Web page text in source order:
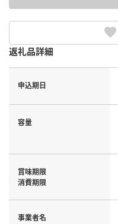
返礼品詳細
申込期日
容量
賞味期限
消費期限
事業者名